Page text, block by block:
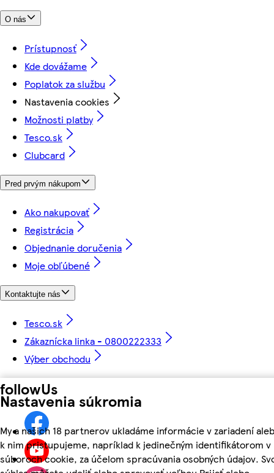
Nastavenia súkromia
My a našich 18 partnerov ukladáme informácie v zariadení
k nim pristupujeme, napríklad k jedinečným identifikátorom v
súboroch cookie, za účelom spracúvania osobných údajov.
O nás
Prístupnosť
Kde dovážame
Poplatok za službu
Nastavenia cookies
Možnosti platby
Tesco.sk
Clubcard
Pred prvým nákupom
Ako nakupovať
Registrácia
Objednanie doručenia
Moje obľúbené
Kontaktujte nás
Tesco.sk
Zákaznícka linka - 0800222333
Výber obchodu
followUs